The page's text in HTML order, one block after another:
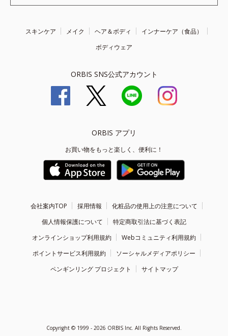
スキンケア メイク ヘア＆ボディ
インナーケア（食品）
ボディウェア
ORBIS SNS公式アカウント
ORBIS アプリ
お買い物をもっと楽しく、便利に！
会社案内TOP 採用情報
化粧品の使用上の注意について
個人情報保護について
特定商取引法に基づく表記
オンラインショップ利用規約
Webコミュニティ利用規約
ポイントサービス利用規約
ソーシャルメディアポリシー
ペンギンリング プロジェクト
サイトマップ
Copyright © 1999 - 2026 ORBIS Inc. All Rights Reserved.